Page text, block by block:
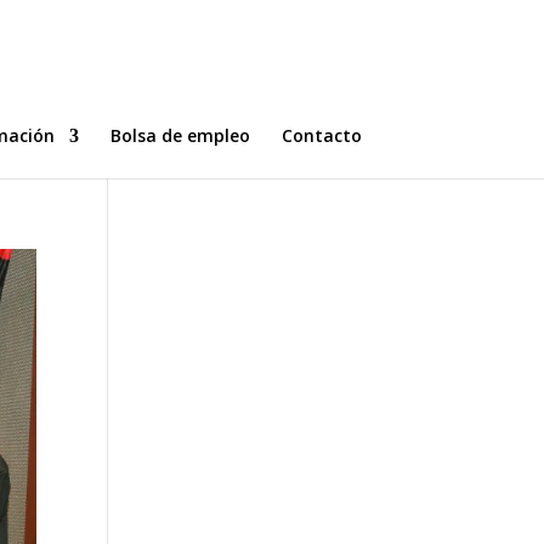
Bolsa de empleo Contacto